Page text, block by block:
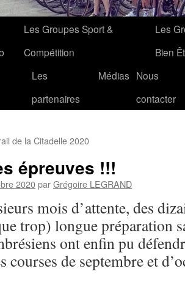
Les Groupes Sport &
Compétition
Les
Bien
Les
partenaires
Médias Nous
contacter
de la Citadelle 2020
épreuves !!!
2020parGrégoire LEGRAND
mois d’attente, des
trop) longue préparation
ont enfin pu
courses de septembre et